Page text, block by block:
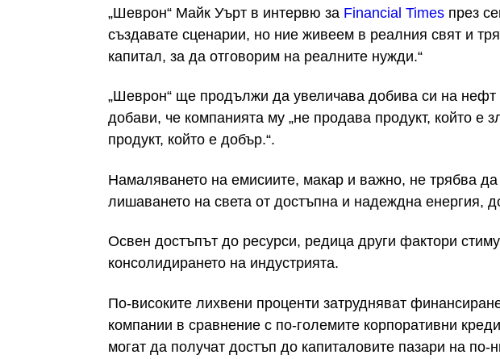
„Шеврон“ Майк Уърт в интервю за Financial Times през
създавате сценарии, но ние живеем в реалния свят и
капитал, за да отговорим на реалните нужди.“
„Шеврон“ ще продължи да увеличава добива си на нефт
добави, че компанията му „не продава продукт, който е
продукт, който е добър.“.
Намаляването на емисиите, макар и важно, не трябва да
лишаването на света от достъпна и надеждна енергия,
Освен достъпът до ресурси, редица други фактори
консолидирането на индустрията.
По-високите лихвени проценти затрудняват
компании в сравнение с по-големите корпоративни
могат да получат достъп до капиталовите пазари на по-